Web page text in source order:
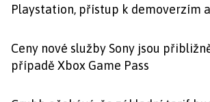
Playstation, přístup k demoverzím
Ceny nové služby Sony jsou
případě Xbox Game Pass